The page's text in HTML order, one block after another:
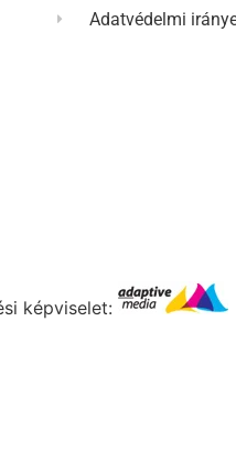
Adatvédelmi
képviselet: